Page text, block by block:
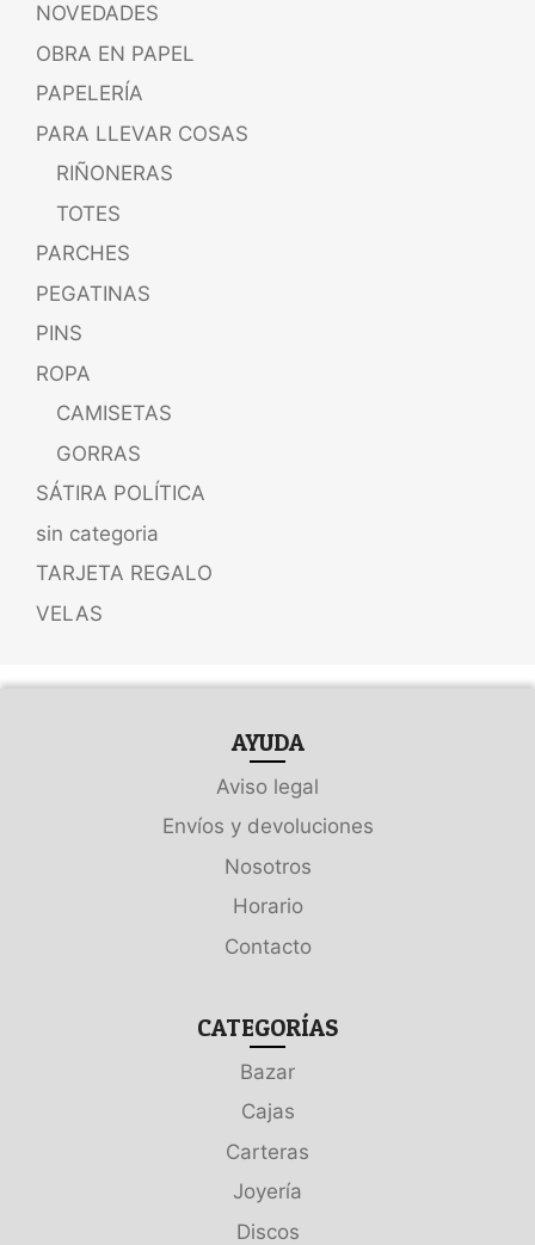
NOVEDADES
OBRA EN PAPEL
PAPELERÍA
PARA LLEVAR COSAS
RIÑONERAS
TOTES
PARCHES
PEGATINAS
PINS
ROPA
CAMISETAS
GORRAS
SÁTIRA POLÍTICA
sin categoria
TARJETA REGALO
VELAS
AYUDA
Aviso legal
Envíos y devoluciones
Nosotros
Horario
Contacto
CATEGORÍAS
Bazar
Cajas
Carteras
Joyería
Discos